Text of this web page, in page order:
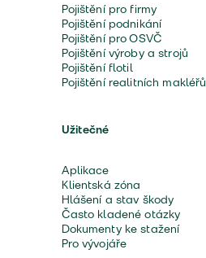
Pojištění pro firmy
Pojištění podnikání
Pojištění pro OSVČ
Pojištění výroby a strojů
Pojištění flotil
Pojištění realitních makléřů
Užitečné
Aplikace
Klientská zóna
Hlášení a stav škody
Často kladené otázky
Dokumenty ke stažení
Pro vývojáře